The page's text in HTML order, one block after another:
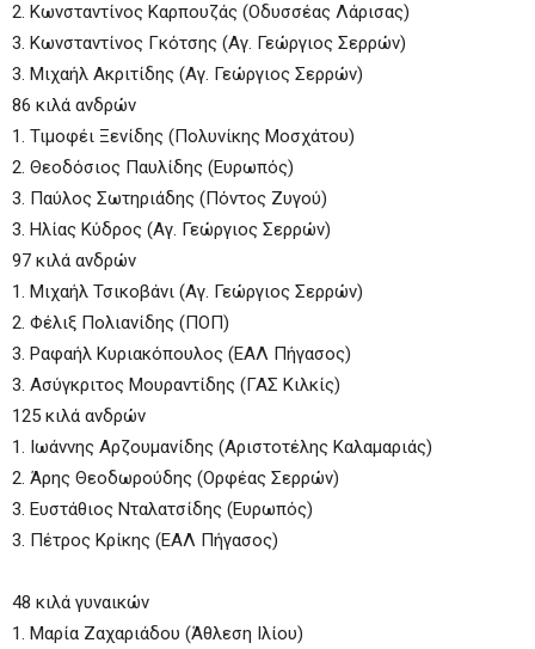
2. Κωνσταντίνος Καρπουζάς (Οδυσσέας Λάρισας)
3. Κωνσταντίνος Γκότσης (Αγ. Γεώργιος Σερρών)
3. Μιχαήλ Ακριτίδης (Αγ. Γεώργιος Σερρών)
86 κιλά ανδρών
1. Τιμοφέι Ξενίδης (Πολυνίκης Μοσχάτου)
2. Θεοδόσιος Παυλίδης (Ευρωπός)
3. Παύλος Σωτηριάδης (Πόντος Ζυγού)
3. Ηλίας Κύδρος (Αγ. Γεώργιος Σερρών)
97 κιλά ανδρών
1. Μιχαήλ Τσικοβάνι (Αγ. Γεώργιος Σερρών)
2. Φέλιξ Πολιανίδης (ΠΟΠ)
3. Ραφαήλ Κυριακόπουλος (ΕΑΛ Πήγασος)
3. Ασύγκριτος Μουραντίδης (ΓΑΣ Κιλκίς)
125 κιλά ανδρών
1. Ιωάννης Αρζουμανίδης (Αριστοτέλης Καλαμαριάς)
2. Άρης Θεοδωρούδης (Ορφέας Σερρών)
3. Ευστάθιος Νταλατσίδης (Ευρωπός)
3. Πέτρος Κρίκης (ΕΑΛ Πήγασος)
48 κιλά γυναικών
1. Μαρία Ζαχαριάδου (Άθλεση Ιλίου)